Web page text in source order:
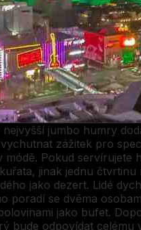
jumbo humry
zážitek pro
módě. Pokud servírujete
jinak jednu čtvrtinu
jako dezert. Lidé
poradí se dvěma
jako bufet.
bude odpovídat celému